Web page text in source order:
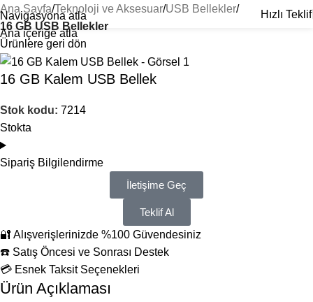
Navigasyona atla
Ana içeriğe atla
Hızlı Teklif
Ana Sayfa Teknoloji ve Aksesuar USB Bellekler
16 GB USB Bellekler
Ürünlere geri dön
16 GB Kalem USB Bellek
Stok kodu: 7214
Stokta
Sipariş Bilgilendirme
İletişime Geç
Teklif Al
🔐 Alışverişlerinizde %100 Güvendesiniz
☎️ Satış Öncesi ve Sonrası Destek
💳 Esnek Taksit Seçenekleri
Ürün Açıklaması